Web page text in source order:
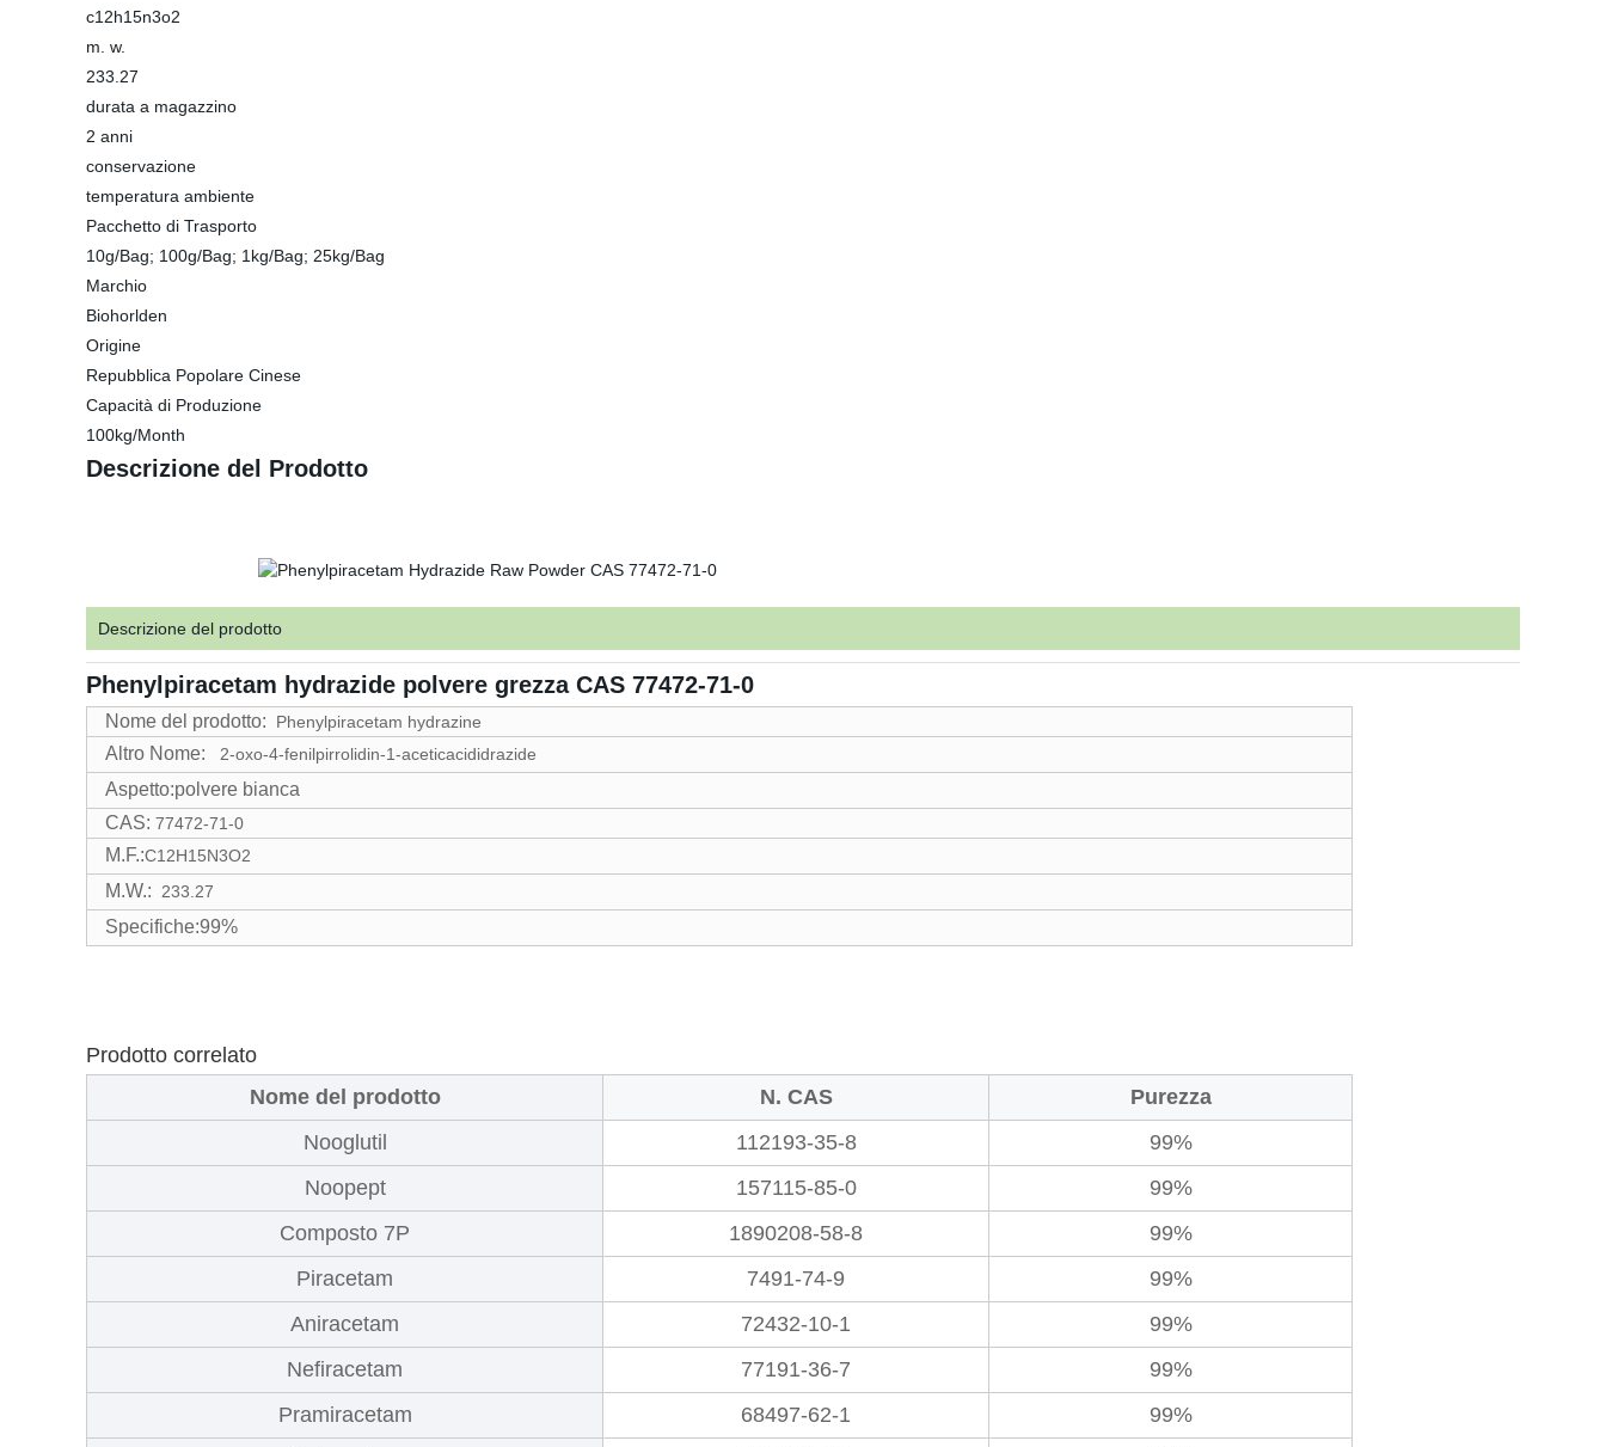
c12h15n3o2
m. w.
233.27
durata a magazzino
2 anni
conservazione
temperatura ambiente
Pacchetto di Trasporto
10g/Bag; 100g/Bag; 1kg/Bag; 25kg/Bag
Marchio
Biohorlden
Origine
Repubblica Popolare Cinese
Capacità di Produzione
100kg/Month
Descrizione del Prodotto
Descrizione del prodotto
Phenylpiracetam hydrazide polvere grezza CAS 77472-71-0
Nome del prodotto: Phenylpiracetam hydrazine
Altro Nome: 2-oxo-4-fenilpirrolidin-1-aceticacididrazide
Aspetto:polvere bianca
CAS: 77472-71-0
M.F.:C12H15N3O2
M.W.: 233.27
Specifiche:99%
Prodotto correlato
Nome del prodotto
N. CAS
Purezza
Nooglutil
112193-35-8
99%
Noopept
157115-85-0
99%
Composto 7P
1890208-58-8
99%
Piracetam
7491-74-9
99%
Aniracetam
72432-10-1
99%
Nefiracetam
77191-36-7
99%
Pramiracetam
68497-62-1
99%